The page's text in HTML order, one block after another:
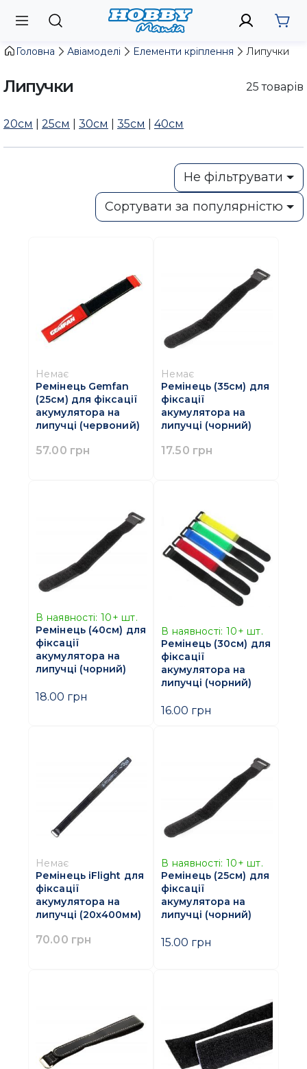
Головна Авіамоделі Елементи кріплення Липучки
Липучки 25 товарів
20см | 25см | 30см | 35см | 40см
Не фільтрувати
Сортувати за популярністю
Немає
Ремінець Gemfan
(25см) для фіксації
акумулятора на
липучці (червоний)
57.00 грн
Немає
Ремінець (35см) для
фіксації
акумулятора на
липучці (чорний)
17.50 грн
В наявності: 10+ шт.
Ремінець (40см) для
фіксації
акумулятора на
липучці (чорний)
18.00 грн
В наявності: 10+ шт.
Ремінець (30см) для
фіксації
акумулятора на
липучці (чорний)
16.00 грн
Немає
Ремінець iFlight для
фіксації
акумулятора на
липучці (20х400мм)
70.00 грн
В наявності: 10+ шт.
Ремінець (25см) для
фіксації
акумулятора на
липучці (чорний)
15.00 грн